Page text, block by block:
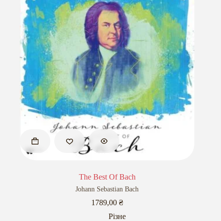
The Best Of Bach
Johann Sebastian Bach
1789,00 ₴
Різне